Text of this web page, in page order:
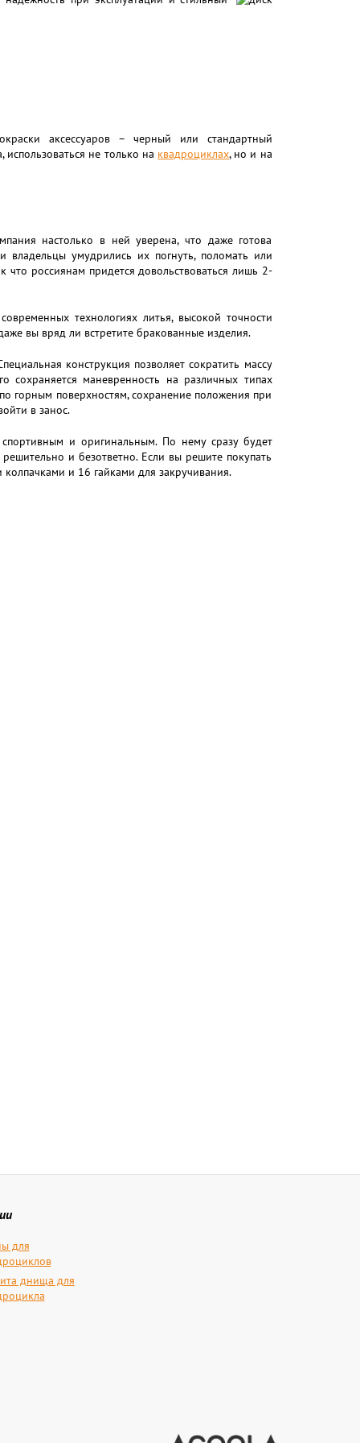
аксессуаров – черный или стандартный
не только на квадроциклах, но и на
настолько в ней уверена, что даже готова
умудрились их погнуть, поломать или
россиянам придется довольствоваться лишь 2-
технологиях литья, высокой точности
вы вряд ли встретите бракованные изделия.
конструкция позволяет сократить массу
сохраняется маневренность на различных типах
горным поверхностям, сохранение положения при
в занос.
и оригинальным. По нему сразу будет
и безответно. Если вы решите покупать
и 16 гайками для закручивания.
для
днища для